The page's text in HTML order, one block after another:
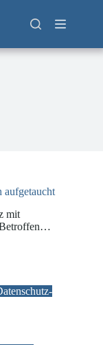
aufgetaucht
mit
Betroffen…